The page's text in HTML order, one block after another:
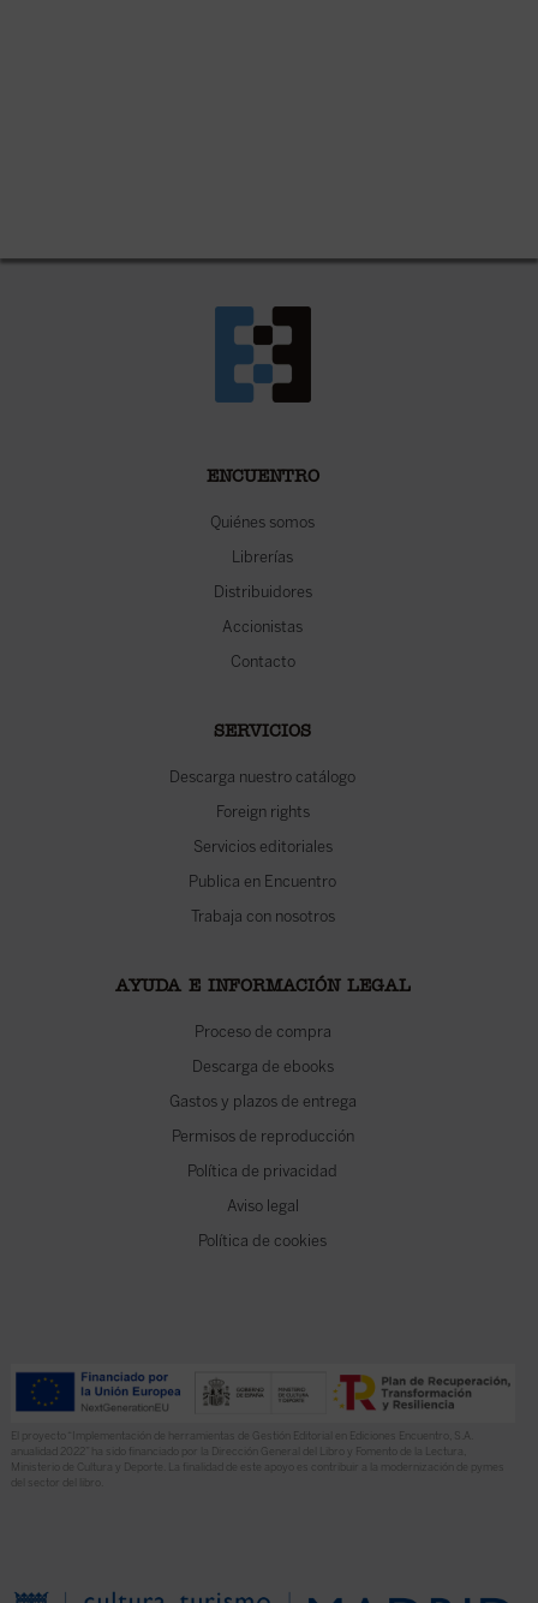
ENCUENTRO
Quiénes somos
Librerías
Distribuidores
Accionistas
Contacto
SERVICIOS
Descarga nuestro catálogo
Foreign rights
Servicios editoriales
Publica en Encuentro
Trabaja con nosotros
AYUDA E INFORMACIÓN LEGAL
Proceso de compra
Descarga de ebooks
Gastos y plazos de entrega
Permisos de reproducción
Política de privacidad
Aviso legal
Política de cookies
El proyecto “Implementación de herramientas de Gestión Editorial en Ediciones Encuentro, S.A.
anualidad 2022” ha sido financiado por la Dirección General del Libro y Fomento de la Lectura,
Ministerio de Cultura y Deporte. La finalidad de este apoyo es contribuir a la modernización de pymes
del sector del libro.